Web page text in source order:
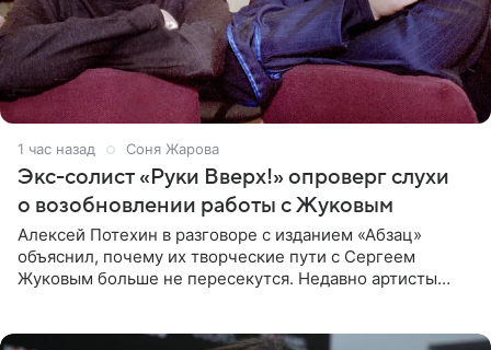
1 час назад Соня Жарова
Экс-солист «Руки Вверх!» опроверг слухи
о возобновлении работы с Жуковым
Алексей Потехин в разговоре с изданием «Абзац»
объяснил, почему их творческие пути с Сергеем
Жуковым больше не пересекутся. Недавно артисты